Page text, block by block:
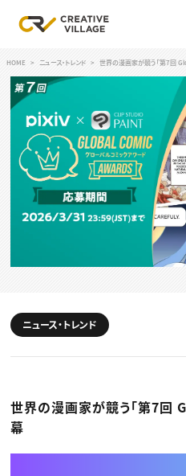
ACCOUNT
RECRUIT
クリエイター求人を探す
CREATIVE JOB求人検索
スキルアップしたい！ トップ
デザイン
動画配信・映像制作
ディレクション
業界解説・キャリア事情
お役立ち基礎知識
TOP Creator’s コラム
ゲームクリエイター
映像クリエイター
マーケッター
C＆R Magazine
ニュース・トレンド
HOME ニュース・トレンド 世界の漫画家が競う「第7回
ニュース・トレンド
世界の漫画家が競う「第7
幕